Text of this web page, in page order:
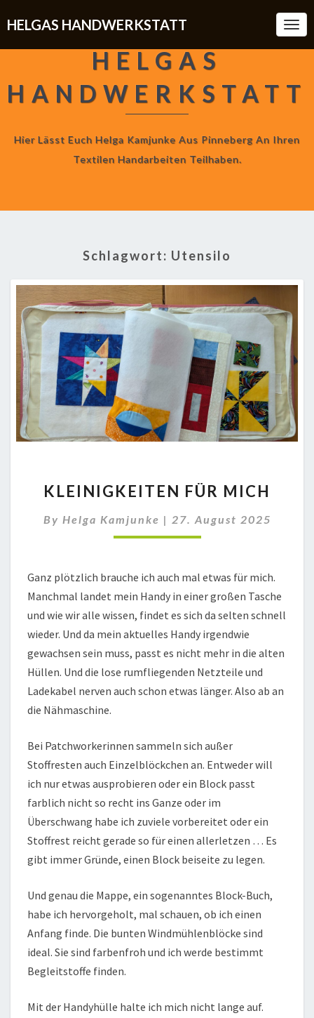
HELGAS HANDWERKSTATT
HELGAS
HANDWERKSTATT
Hier Lässt Euch Helga Kamjunke Aus Pinneberg An Ihren
Textilen Handarbeiten Teilhaben.
Schlagwort: Utensilo
FÜR
KLEINIGKEITEN FÜR MICH
By Helga Kamjunke | 27. August 2025
Ganz plötzlich brauche ich auch mal etwas für mich.
Manchmal landet mein Handy in einer großen Tasche
und wie wir alle wissen, findet es sich da selten schnell
wieder. Und da mein aktuelles Handy irgendwie
gewachsen sein muss, passt es nicht mehr in die alten
Hüllen. Und die lose rumfliegenden Netzteile und
Ladekabel nerven auch schon etwas länger. Also ab an
die Nähmaschine.
Bei Patchworkerinnen sammeln sich außer
Stoffresten auch Einzelblöckchen an. Entweder will
ich nur etwas ausprobieren oder ein Block passt
farblich nicht so recht ins Ganze oder im
Überschwang habe ich zuviele vorbereitet oder ein
Stoffrest reicht gerade so für einen allerletzen … Es
gibt immer Gründe, einen Block beiseite zu legen.
Und genau die Mappe, ein sogenanntes Block-Buch,
habe ich hervorgeholt, mal schauen, ob ich einen
Anfang finde. Die bunten Windmühlenblöcke sind
ideal. Sie sind farbenfroh und ich werde bestimmt
Begleitstoffe finden.
Mit der Handyhülle halte ich mich nicht lange auf.